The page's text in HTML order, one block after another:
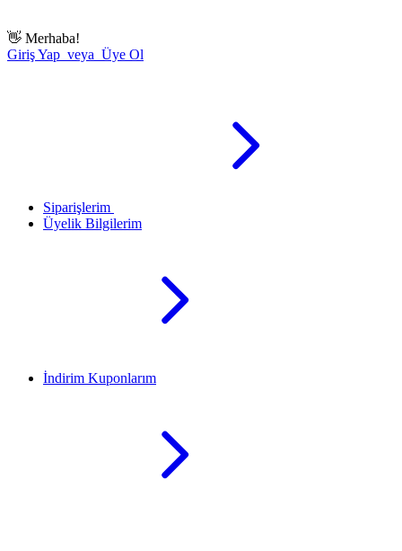
👋 Merhaba!
Giriş Yap veya Üye Ol
Siparişlerim
Üyelik Bilgilerim
İndirim Kuponlarım